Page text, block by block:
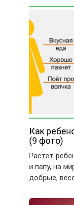
Как
(9 фото)
Растет
и папу, на
добрые,